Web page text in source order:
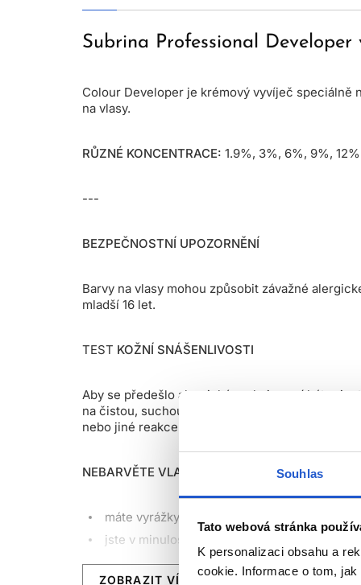
Souhlas
Tato webová stránka
K personalizaci obsahu a
cookie. Informace o tom,
Subrina Professional
Colour Developer je krémový vyvíječ speciálně
na vlasy.
RŮZNÉ KONCENTRACE: 1.9%, 3%, 6%, 9%, 12%
---
BEZPEČNOSTNÍ UPOZORNĚNÍ
Barvy na vlasy mohou způsobit závažné
mladší 16 let.
TEST KOŽNÍ SNÁŠENLIVOSTI
Aby se předešlo alergické reakci, musí být
na čistou, suchou pokožku (např. na vnitřní
nebo jiné reakce, výrobek nepoužívejte.
NEBARVĚTE VLASY, POKUD:
máte vyrážky, citlivou, podrážděnou nebo
jste v minulosti zaznamenali alergickou
jste již měli alergickou reakci na dočasné
ZOBRAZIT VÍCE